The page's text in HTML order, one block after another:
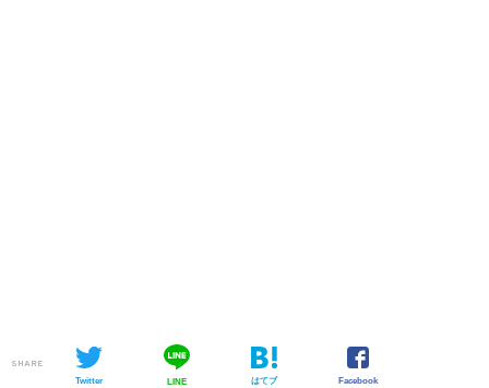
SHARE
Twitter LINE はてブ Facebook